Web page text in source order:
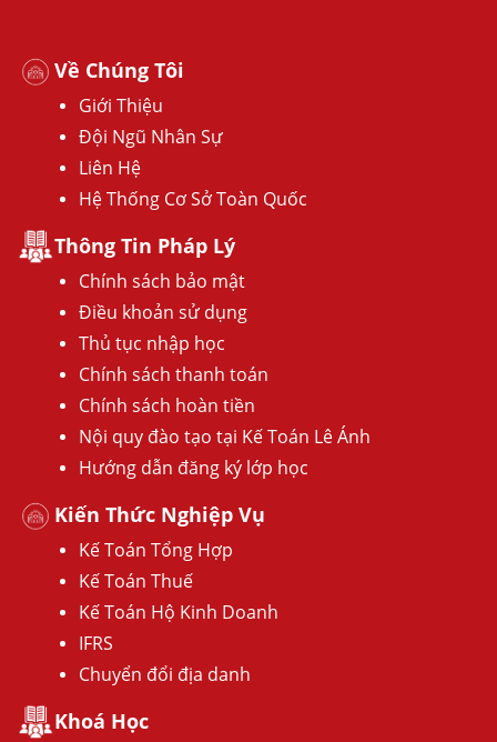
Về Chúng Tôi
Giới Thiệu
Đội Ngũ Nhân Sự
Liên Hệ
Hệ Thống Cơ Sở Toàn Quốc
Thông Tin Pháp Lý
Chính sách bảo mật
Điều khoản sử dụng
Thủ tục nhập học
Chính sách thanh toán
Chính sách hoàn tiền
Nội quy đào tạo tại Kế Toán Lê Ánh
Hướng dẫn đăng ký lớp học
Kiến Thức Nghiệp Vụ
Kế Toán Tổng Hợp
Kế Toán Thuế
Kế Toán Hộ Kinh Doanh
IFRS
Chuyển đổi địa danh
Khoá Học